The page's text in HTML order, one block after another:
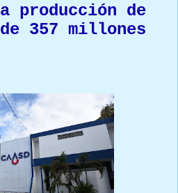
producción de
357 millones